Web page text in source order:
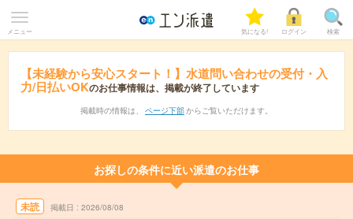
メニュー 気になる! ログイン 検索
【未経験から安心スタート！】水道問い合わせの受付・入
力/日払いOKのお仕事情報は、掲載が終了しています
掲載時の情報は、 ページ下部 からご覧いただけます。
お探しの条件に近い派遣のお仕事
未読 掲載日 2026/08/08